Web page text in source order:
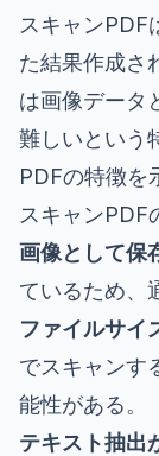
スキャンPDF
た結果作成さ
は画像データ
難しいという
PDFの特徴を
スキャンPDF
画像として保
ているため、
ファイルサイ
でスキャンす
能性がある。
テキスト抽出